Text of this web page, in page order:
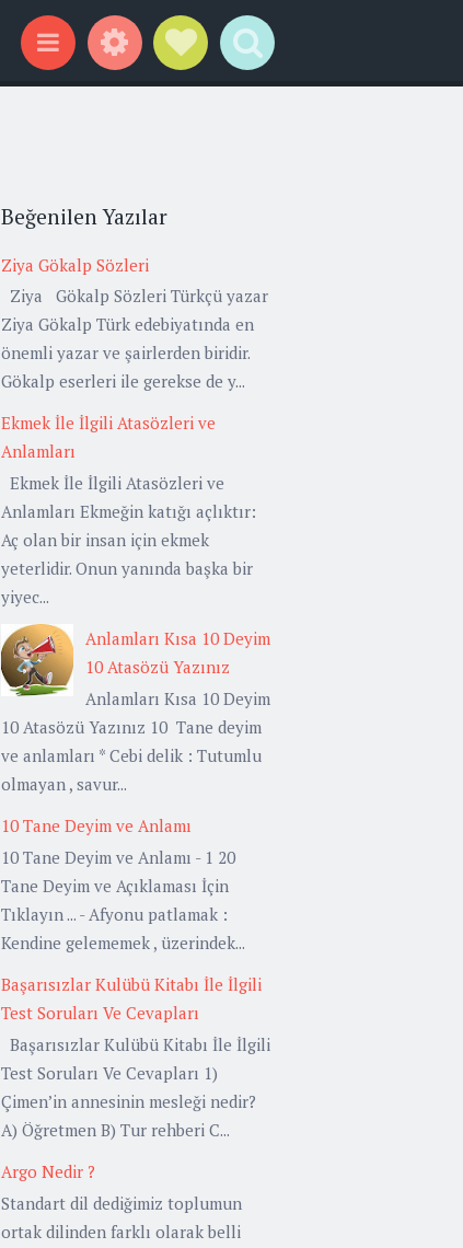
Menu WidgetsSocial Links
Search
Beğenilen Yazılar
Ziya Gökalp Sözleri
Ziya Gökalp Sözleri Türkçü yazar
Ziya Gökalp Türk edebiyatında en
önemli yazar ve şairlerden biridir.
Gökalp eserleri ile gerekse de y...
Ekmek İle İlgili Atasözleri ve
Anlamları
Ekmek İle İlgili Atasözleri ve
Anlamları Ekmeğin katığı açlıktır:
Aç olan bir insan için ekmek
yeterlidir. Onun yanında başka bir
yiyec...
Anlamları Kısa 10 Deyim
10 Atasözü Yazınız
Anlamları Kısa 10 Deyim
10 Atasözü Yazınız 10 Tane deyim
ve anlamları * Cebi delik : Tutumlu
olmayan , savur...
10 Tane Deyim ve Anlamı
10 Tane Deyim ve Anlamı - 1 20
Tane Deyim ve Açıklaması İçin
Tıklayın ... - Afyonu patlamak :
Kendine gelememek , üzerindek...
Başarısızlar Kulübü Kitabı İle İlgili
Test Soruları Ve Cevapları
Başarısızlar Kulübü Kitabı İle İlgili
Test Soruları Ve Cevapları 1)
Çimen’in annesinin mesleği nedir?
A) Öğretmen B) Tur rehberi C...
Argo Nedir ?
Standart dil dediğimiz toplumun
ortak dilinden farklı olarak belli